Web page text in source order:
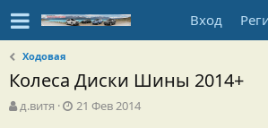
Вход
Ходовая
Колеса Диски Шины 2014+
А
д.витя
Д
21 Фев 2014